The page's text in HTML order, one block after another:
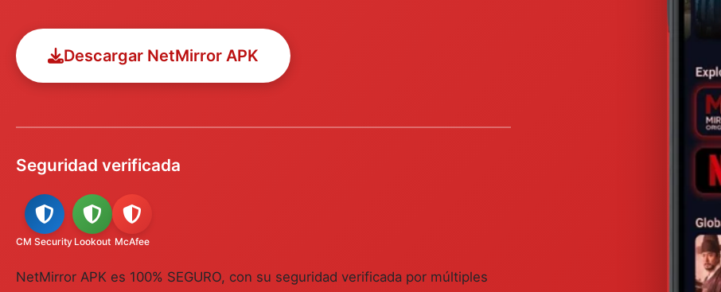
Descargar NetMirror APK
Seguridad verificada
CM Security Lookout McAfee
NetMirror APK es 100% SEGURO, con su seguridad verificada por múltiples